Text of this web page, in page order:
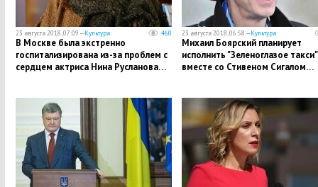
23 августа 2018, 07:09 —Культура 460
​В Москве была экстренно
госпитализирована из-за проблем с
сердцем актриса Нина Русланова…
23 августа 2018, 06:58 —Культура
​Михаил Боярский планирует
исполнить "Зеленоглазое такси"
вместе со Стивеном Сигалом…